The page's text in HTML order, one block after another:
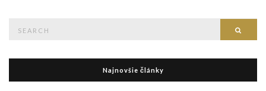
Najnovšie články